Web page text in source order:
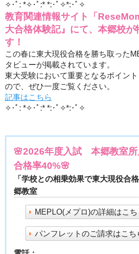
✧･ﾟ: *✧･ﾟ:* *:･ﾟ✧*:･ﾟ✧
教育関連情報サイト「
大合格体験記』にて、本郷校が
す！
この春に東大現役合格を勝ち取った
タビューが掲載されています。
東大受験において重要となるポイン
ので、ぜひ一度ご覧ください。
記事はこちら
✧･ﾟ: *✧･ﾟ:* *:･ﾟ✧*:･ﾟ✧
🌸2026年度入試 本郷教室
合格率40%🌸
「学校との相乗効果で東大現役
郷教室
MEPLO(メプロ)の詳細はこち
パンフレットのご請求はこち